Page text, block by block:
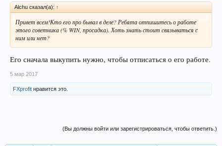
Alchu сказал(а): ↑
Привет всем!Кто его про бывал в деле? Ребята отпишитесь о работе
этого советника (% WIN, просадка). Хоть знать стоит связываться с
ним или нет?
Его сначала выкупить нужно, чтобы отписаться о его работе.
5 мар 2017
FXprofit нравится это.
(Вы должны войти или зарегистрироваться, чтобы ответить.)